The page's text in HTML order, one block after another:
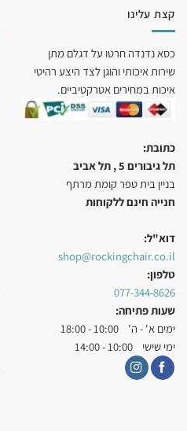
קצת עלינו
כסא נדנדה חרטו על דגלם מתן
שירות איכותי והוגן לצד היצע רהיטי
איכות במחירים אטרקטיביים.
כתובת:
תל גיבורים 5 , תל אביב
בניין בית טפר קומת מרתף
חנייה חינם ללקוחות
דוא"ל:
shop@rockingchair.co.il
טלפון:
077-344-8626
שעות פתיחה:
ימים א' - ה' 10:00 - 18:00
ימי שישי 10:00 - 14:00